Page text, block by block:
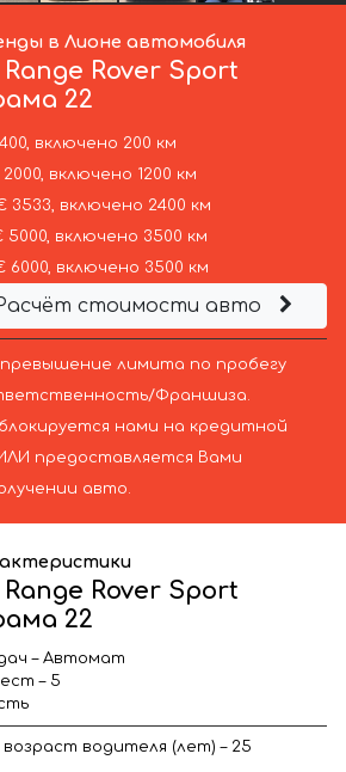
в Лионе автомобиля
Range Rover Sport
22
включено 200 км
включено 1200 км
3533, включено 2400 км
5000, включено 3500 км
6000, включено 3500 км
стоимости авто
лимита по пробегу
Франшиза.
нами на кредитной
предоставляется Вами
авто.
Rover Sport
22
– Автомат
– 5
водителя (лет) – 25